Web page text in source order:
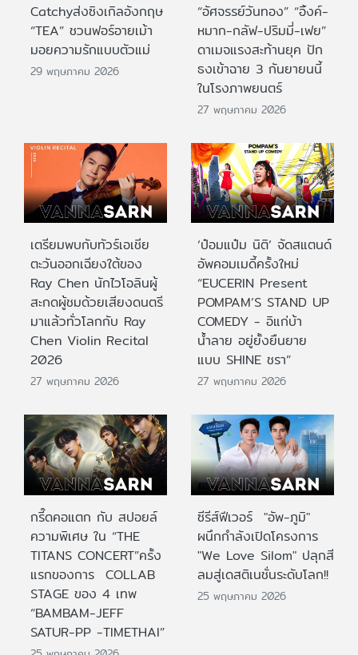
Catchyส่งซิงเกิลอังกฤษ
“TEA” ชวนฟอร์อายเม้า
มอยความรักแบบตัวแม่
29 พฤษภาคม 2026
“อัศจรรย์วันทอง” “อิ้งค์-
หมาก-กลัฟ-ปริมมี่-เฟย”
ดาเมจแรงสะท้านยุค ปัก
ธงเข้าฉาย 3 กันยายนนี้
ในโรงภาพยนตร์
27 พฤษภาคม 2026
เตรียมพบกับทัวร์เอเชีย
ตะวันออกเฉียงใต้ของ
Ray Chen นักไวโอลินผู้
สะกดผู้ชมด้วยเสียงดนตรี
มาแล้วทั่วโลกกับ Ray
Chen Violin Recital
2026
27 พฤษภาคม 2026
‘ป๋อมแป๋ม นิติ’ จัดสแตนด์
อัพคอมเมดี้ครั้งใหม่
“EUCERIN Present
POMPAM’S STAND UP
COMEDY - อิแก่บ้า
น้ำลาย อยู่ยั้งยืนยาย
แบบ SHINE ชรา”
27 พฤษภาคม 2026
กรี๊ดคอแตก กับ สปอยล์
ความพิเศษ ใน “THE
TITANS CONCERT”ครั้ง
แรกของการ COLLAB
STAGE ของ 4 เทพ
“BAMBAM-JEFF
SATUR-PP -TIMETHAI”
ซีรีส์ฟีเวอร์ "อัพ-ภูมิ"
ผนึกกำลังเปิดโครงการ
"We Love Silom" ปลุกสี
ลมสู่เดสติเนชั่นระดับโลก!!
25 พฤษภาคม 2026